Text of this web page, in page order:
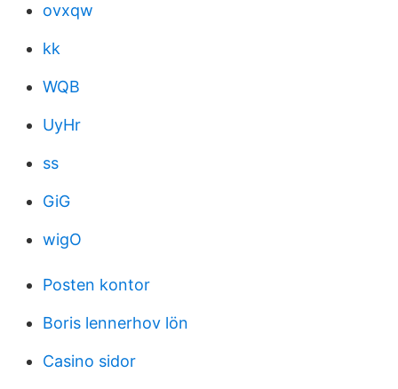
ovxqw
kk
WQB
UyHr
ss
GiG
wigO
Posten kontor
Boris lennerhov lön
Casino sidor